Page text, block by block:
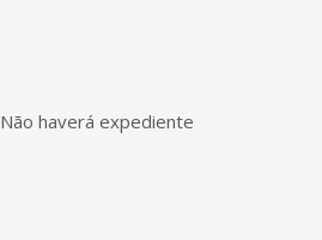
Não haverá expediente